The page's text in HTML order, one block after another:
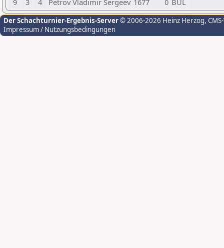
9
3 4 Petrov Vladimir Sergeev 1677 0 BUL
Der Schachturnier-Ergebnis-Server© 2006-2026 Heinz Herzog,
Impressum / Nutzungsbedingungen